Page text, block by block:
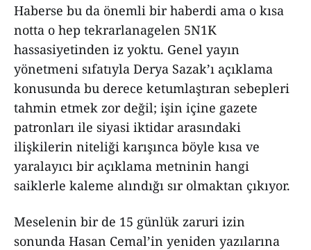
Haberse bu da önemli bir haberdi ama o kısa
notta o hep tekrarlanagelen 5N1K
hassasiyetinden iz yoktu. Genel yayın
yönetmeni sıfatıyla Derya Sazak’ı açıklama
konusunda bu derece ketumlaştıran sebepleri
tahmin etmek zor değil; işin içine gazete
patronları ile siyasi iktidar arasındaki
ilişkilerin niteliği karışınca böyle kısa ve
yaralayıcı bir açıklama metninin hangi
saiklerle kaleme alındığı sır olmaktan çıkıyor.
Meselenin bir de 15 günlük zaruri izin
sonunda Hasan Cemal’in yeniden yazılarına